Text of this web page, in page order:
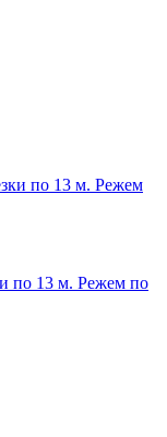
по 13 м. Режем по